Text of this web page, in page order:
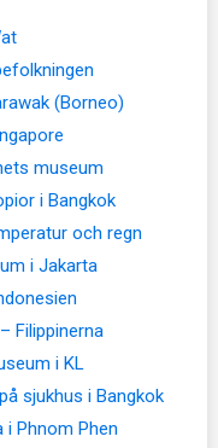
(Borneo)
museum
i Bangkok
och regn
i Jakarta
Filippinerna
i KL
sjukhus i Bangkok
Phnom Phen